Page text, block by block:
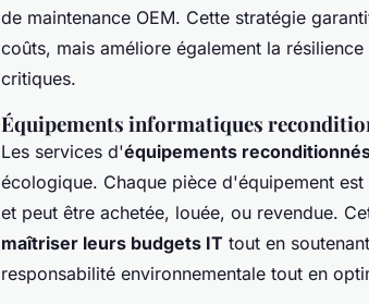
de maintenance OEM. Cette stratégie
coûts, mais améliore également la
critiques.
Équipements informatiques
Les services d'équipements
écologique. Chaque pièce d'équipement
et peut être achetée, louée, ou revendue.
maîtriser leurs budgets IT tout en
responsabilité environnementale tout en